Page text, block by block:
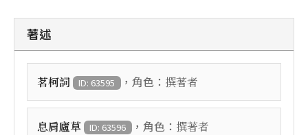
著述
茗柯詞 ID: 63595 ，角色： 撰著者
息肩廬草 ID: 63596 ，角色： 撰著者